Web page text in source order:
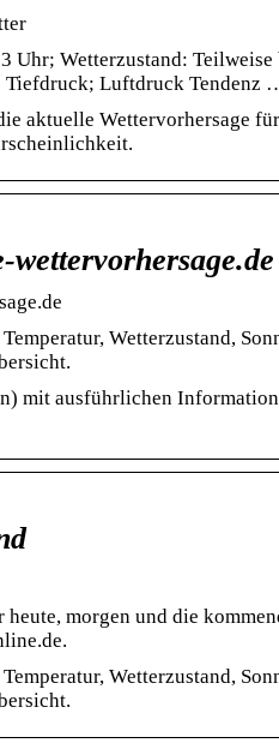
Uhr; Wetterzustand:
Luftdruck Tendenz
aktuelle Wettervorhersage
Wetterzustand,
mit ausführlichen
morgen und die
Wetterzustand,